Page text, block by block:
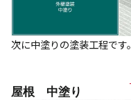
次に中塗りの塗装工程です。
屋根 中塗り